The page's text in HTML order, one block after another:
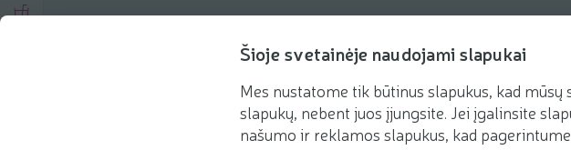
Šioje svetainėje naudojami slapukai
Mes nustatome tik būtinus slapukus, kad
slapukų, nebent juos įjungsite. Jei įgalinsite
našumo ir reklamos slapukus, kad
Product description
Recommendations Recipes